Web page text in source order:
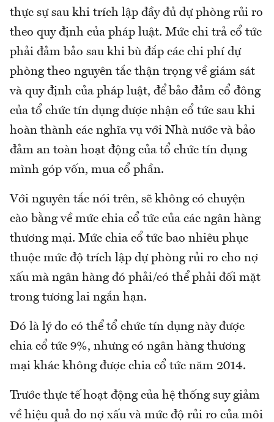
thực sự sau khi trích lập đầy đủ dự phòng rủi ro
theo quy định của pháp luật. Mức chi trả cổ tức
phải đảm bảo sau khi bù đắp các chi phí dự
phòng theo nguyên tắc thận trọng về giám sát
và quy định của pháp luật, để bảo đảm cổ đông
của tổ chức tín dụng được nhận cổ tức sau khi
hoàn thành các nghĩa vụ với Nhà nước và bảo
đảm an toàn hoạt động của tổ chức tín dụng
mình góp vốn, mua cổ phần.
Với nguyên tắc nói trên, sẽ không có chuyện
cào bằng về mức chia cổ tức của các ngân hàng
thương mại. Mức chia cổ tức bao nhiêu phục
thuộc mức độ trích lập dự phòng rủi ro cho nợ
xấu mà ngân hàng đó phải/có thể phải đối mặt
trong tương lai ngắn hạn.
Đó là lý do có thể tổ chức tín dụng này được
chia cổ tức 9%, nhưng có ngân hàng thương
mại khác không được chia cổ tức năm 2014.
Trước thực tế hoạt động của hệ thống suy giảm
về hiệu quả do nợ xấu và mức độ rủi ro của môi